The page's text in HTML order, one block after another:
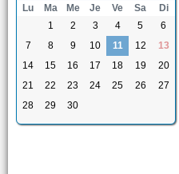
Lu Ma Me Je Ve Sa
Di
1
2 3 4 5
6
7
8 9 10 11 12
13
14
15 16 17 18 19
20
21
22 23 24 25 26
27
28
29 30